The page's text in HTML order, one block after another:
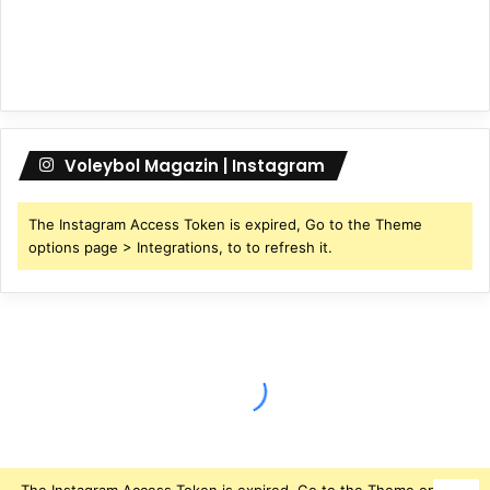
Voleybol Magazin | Instagram
The Instagram Access Token is expired, Go to the Theme
options page > Integrations, to to refresh it.